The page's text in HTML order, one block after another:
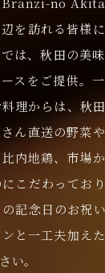
を訪れる皆様
は、秋田の美
スをご提供。
理からは、秋
ん直送の野菜
内地鶏、市場
こだわってお
記念日のお祝
と一工夫加え
い。